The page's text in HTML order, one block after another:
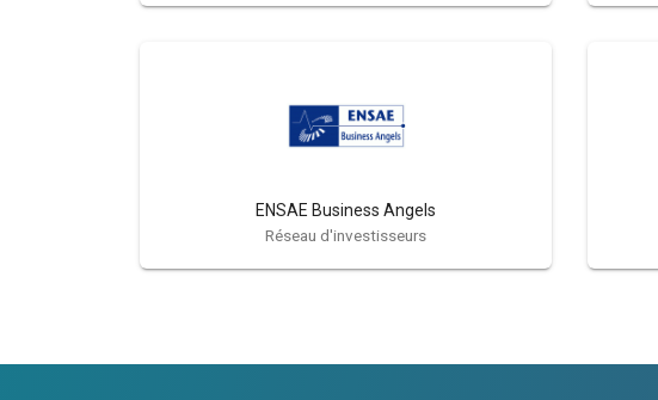
ENSAE Business Angels
Réseau d'investisseurs